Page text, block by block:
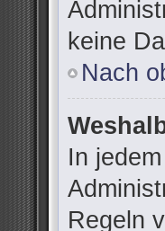
keine
Nach
In
Regeln